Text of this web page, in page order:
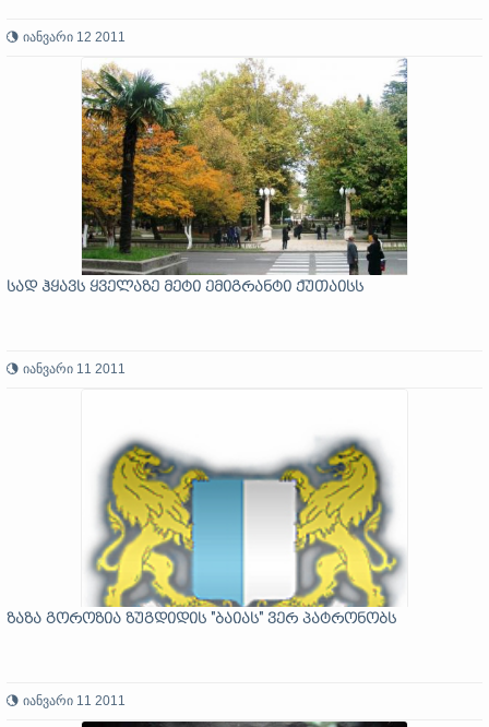
იანვარი 12 2011
სად ჰყავს ყველაზე მეტი ემიგრანტი ქუთაისს
იანვარი 11 2011
ზაზა გოროზია ზუგდიდის "ბაიას" ვერ პატრონობს
იანვარი 11 2011